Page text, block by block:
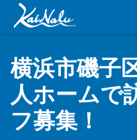
横浜市磯子
人ホームで
フ募集！